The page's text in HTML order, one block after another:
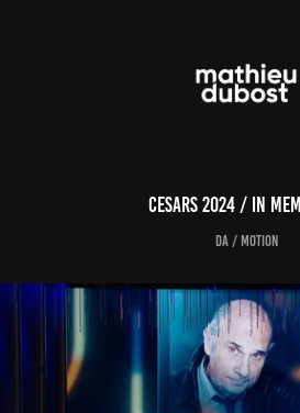
CESARS 2024 / in
DA / MOTION